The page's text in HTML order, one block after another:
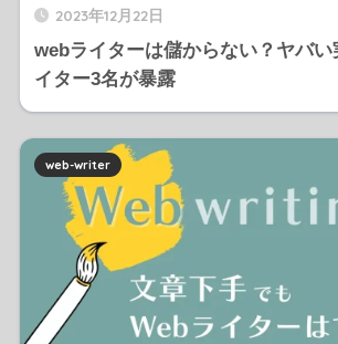
2023年12月22日
webライターは儲からない？ヤバい
イター3名が暴露
web-writer